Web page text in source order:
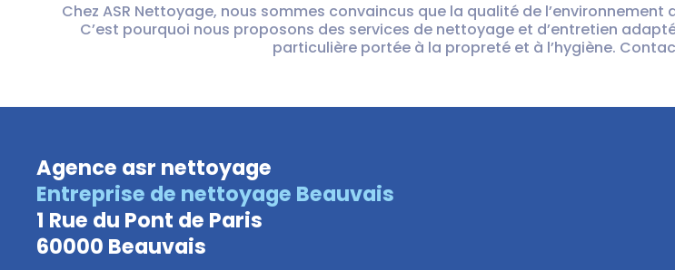
Chez ASR Nettoyage, nous sommes convaincus que la qualité de
C’est pourquoi nous proposons des services de nettoyage et d’entretien
particulière portée à la propreté et à l’hygiène.
Agence asr nettoyage
Entreprise de nettoyage Beauvais
1 Rue du Pont de Paris
60000 Beauvais